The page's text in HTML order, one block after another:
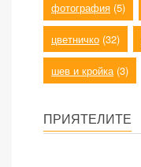
фотография (5)
цветничко (32)
шев и кройка (3)
ПРИЯТЕЛИТЕ